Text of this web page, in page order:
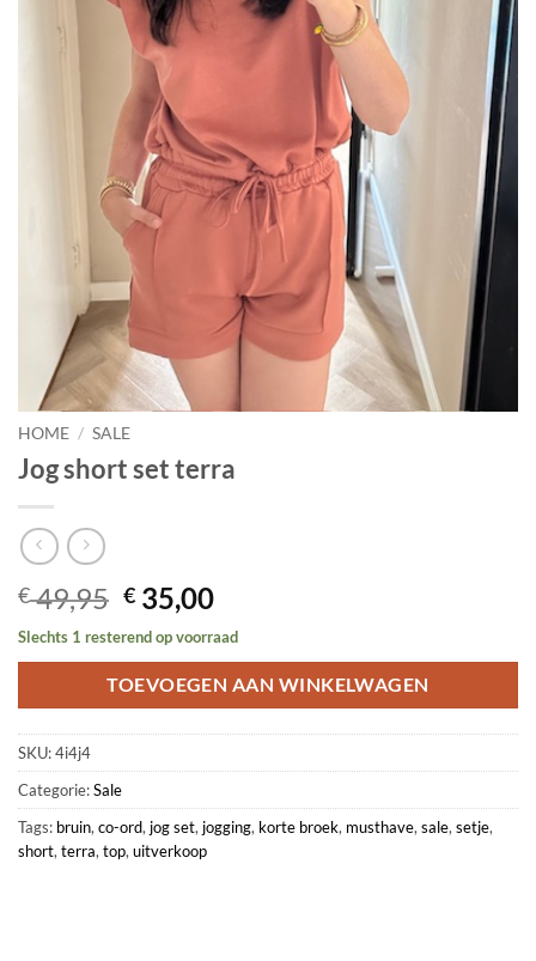
HOME / SALE
Jog short set terra
€49,95 Oorspronkelijke
prijs
was:
€ 49,95.
€ 35,00Huidige
prijs
is:
€ 35,00.
Slechts 1 resterend op voorraad
TOEVOEGEN AAN WINKELWAGEN
SKU:4i4j4
Categorie:Sale
Tags: bruin, co-ord, jog set, jogging, korte broek, musthave, sale, setje,
short, terra, top, uitverkoop